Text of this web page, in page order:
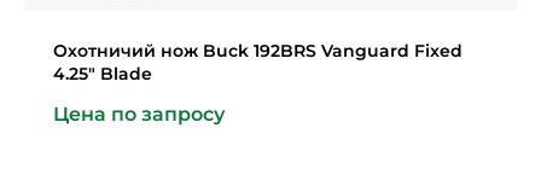
Охотничий нож Buck 192BRS Vanguard Fixed
4.25″ Blade
Цена по запросу